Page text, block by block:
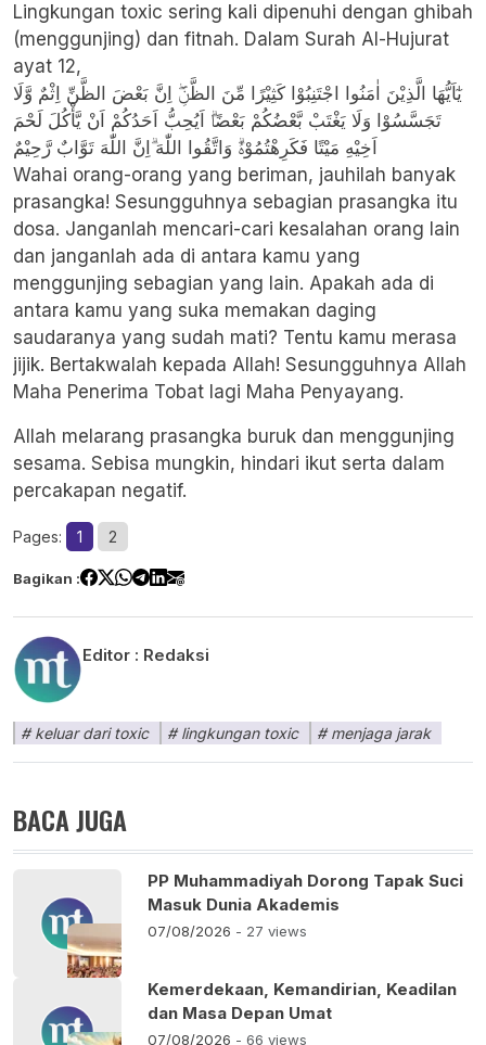
Lingkungan toxic sering kali dipenuhi dengan ghibah
(menggunjing) dan fitnah. Dalam Surah Al-Hujurat
ayat 12,
يٰٓاَيُّهَا الَّذِيْنَ اٰمَنُوا اجْتَنِبُوْا كَثِيْرًا مِّنَ الظَّنِّۖ اِنَّ بَعْضَ الظَّنِّ اِثْمٌ وَّلَا
تَجَسَّسُوْا وَلَا يَغْتَبْ بَّعْضُكُمْ بَعْضًاۗ اَيُحِبُّ اَحَدُكُمْ اَنْ يَّأْكُلَ لَحْمَ
اَخِيْهِ مَيْتًا فَكَرِهْتُمُوْهُۗ وَاتَّقُوا اللّٰهَ ۗاِنَّ اللّٰهَ تَوَّابٌ رَّحِيْمٌ
Wahai orang-orang yang beriman, jauhilah banyak
prasangka! Sesungguhnya sebagian prasangka itu
dosa. Janganlah mencari-cari kesalahan orang lain
dan janganlah ada di antara kamu yang
menggunjing sebagian yang lain. Apakah ada di
antara kamu yang suka memakan daging
saudaranya yang sudah mati? Tentu kamu merasa
jijik. Bertakwalah kepada Allah! Sesungguhnya Allah
Maha Penerima Tobat lagi Maha Penyayang.
Allah melarang prasangka buruk dan menggunjing
sesama. Sebisa mungkin, hindari ikut serta dalam
percakapan negatif.
Pages: 1 2
Bagikan :
Editor : Redaksi
keluar dari toxic lingkungan toxic menjaga jarak
BACA JUGA
PP Muhammadiyah Dorong Tapak Suci
Masuk Dunia Akademis
07/08/2026 - 27 views
Kemerdekaan, Kemandirian, Keadilan
dan Masa Depan Umat
07/08/2026 - 66 views